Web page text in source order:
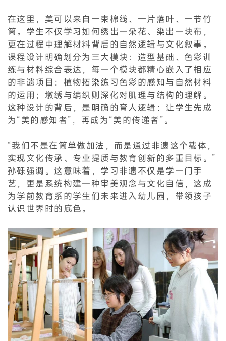
在这里，美可以来自一束棉线、一片落叶、一节竹
筒。学生不仅学习如何绣出一朵花、染出一块布，
更在过程中理解材料背后的自然逻辑与文化叙事。
课程设计明确划分为三大模块：造型基础、色彩训
练与材料综合表达，每一个模块都精心嵌入了相应
的非遗项目：植物拓染练习色彩的感知与自然材料
的运用；墩绣与编织则深化对肌理与结构的理解。
这种设计的背后，是明确的育人逻辑：让学生先成
为“美的感知者”，再成为“美的传递者”。
“我们不是在简单做加法，而是通过非遗这个载体，
实现文化传承、专业提质与教育创新的多重目标。”
孙砾强调。这意味着，学习非遗不仅是学一门手
艺，更是系统构建一种审美观念与文化自信，这成
为学前教育系的学生们未来进入幼儿园，带领孩子
认识世界时的底色。